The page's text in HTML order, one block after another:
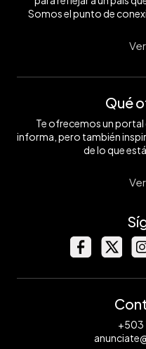
Somos el punto de
Qué
Te ofrecemos un
informa, pero también
de lo que
+503